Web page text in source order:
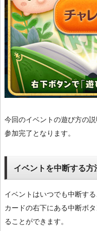
今回のイベントの遊び方の
参加完了となります。
イベントを中断する方
イベントはいつでも中断する
カードの右下にある中断ボ
ることができます。